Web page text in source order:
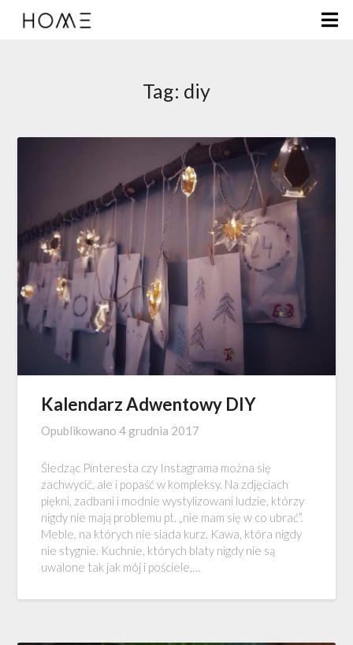
Tag: diy
Kalendarz Adwentowy DIY
Opublikowano4 grudnia 2017
Śledząc Pinteresta czy Instagrama można się
zachwycić, ale i popaść w kompleksy. Na zdjęciach
piękni, zadbani i modnie wystylizowani ludzie, którzy
nigdy nie mają problemu pt. „nie mam się w co ubrać”.
Meble, na których nie siada kurz. Kawa, która nigdy
nie stygnie. Kuchnie, których blaty nigdy nie są
uwalone tak jak mój i pościele,…